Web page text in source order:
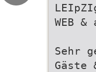
WEB &
Sehr
Gäste